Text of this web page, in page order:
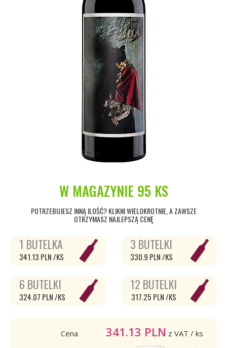
W MAGAZYNIE 95 KS
POTRZEBUJESZ INNĄ ILOŚĆ? KLIKNI WIELOKROTNIE, A ZAWSZE
OTRZYMASZ NAJLEPSZĄ CENĘ
1 BUTELKA
341.13 PLN /KS
3 BUTELKI
330.9 PLN /KS
6 BUTELKI
324.07 PLN /KS
12 BUTELKI
317.25 PLN /KS
Cena 341.13 PLN z VAT / ks